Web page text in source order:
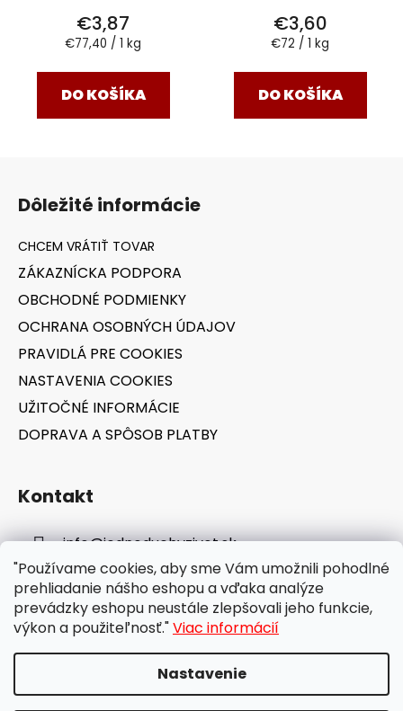
"Používame cookies, aby sme Vám umožnili pohodlné
prehliadanie nášho eshopu a vďaka analýze
prevádzky eshopu neustále zlepšovali jeho funkcie,
výkon a použiteľnosť."Viac informácií
Nastavenie
€3,87
Jednotková
€77,40 / 1 kg
DO KOŠÍKA
€3,60
Jednotková
€72 / 1 kg
DO KOŠÍKA
Dôležité informácie
ZÁKAZNÍCKA PODPORA
OBCHODNÉ PODMIENKY
OCHRANA OSOBNÝCH ÚDAJOV
PRAVIDLÁ PRE COOKIES
NASTAVENIA COOKIES
UŽITOČNÉ INFORMÁCIE
DOPRAVA A SPÔSOB PLATBY
Kontakt
info@jednoduchyzivot.sk
E-shop: 0948 647 767